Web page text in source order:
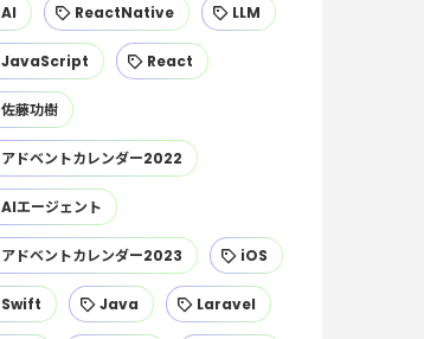
AI ReactNative LLM
JavaScript React
佐藤功樹
アドベントカレンダー2022
AIエージェント
アドベントカレンダー2023 iOS
Swift Java Laravel